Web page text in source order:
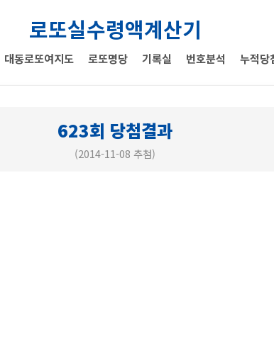
로또실수령액계산기
대동로또여지도 로또명당 기록실 번호분석 누적당
623회 당첨결과
(2014-11-08 추첨)